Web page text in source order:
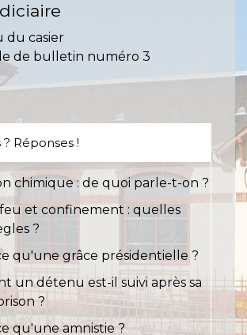
du casier
de bulletin numéro 3
Réponses !
chimique : de quoi parle-t-on ?
et confinement : quelles
?
qu'une grâce présidentielle ?
un détenu est-il suivi après sa
?
qu'une amnistie ?